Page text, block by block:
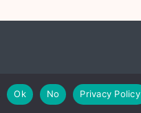
Ok No Privacy Policy